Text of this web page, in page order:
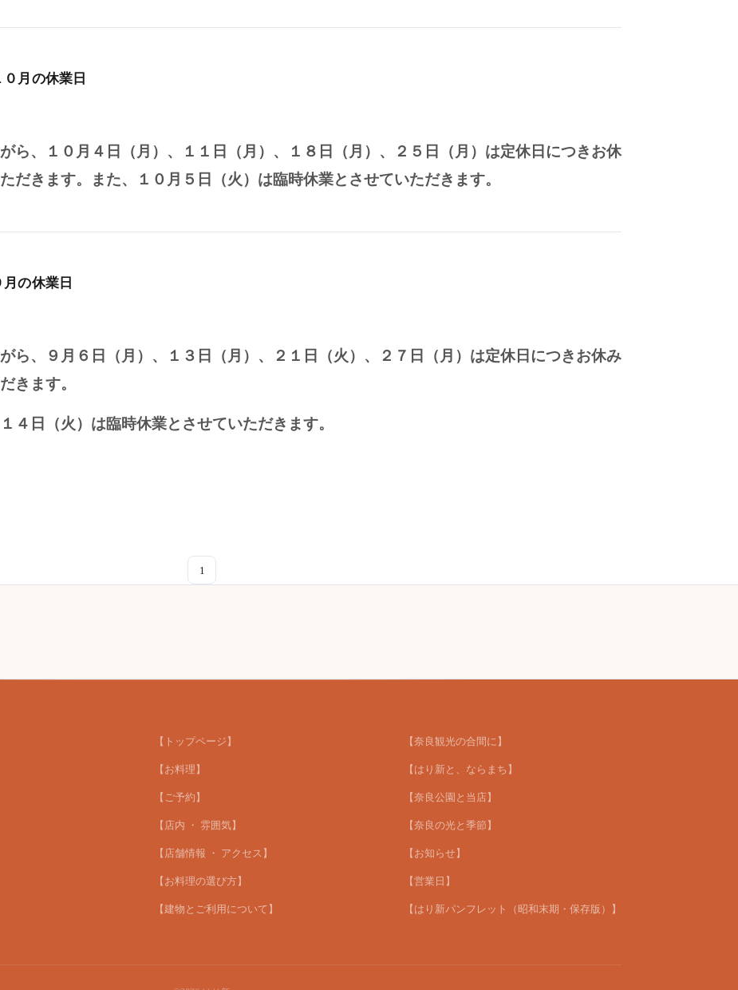
月の休業日
ら、１０月４日（月）、１１日（月）、１８日（月）、２５日（月）は定休日につきお休
だきます。
また、１０月５日（火）は臨時休業とさせていただきます。
の休業日
ら、９月６日（月）、１３日（月）、２１日（火）、２７日（月）は定休日につきお休み
きます。
４日（火）は臨時休業とさせていただきます。
1
【トップページ】
【お料理】
【ご予約】
【店内 ・ 雰囲気】
【店舗情報 ・ アクセス】
【お料理の選び方】
【建物とご利用について】
【奈良観光の合間に】
【はり新と、ならまち】
【奈良公園と当店】
【奈良の光と季節】
【お知らせ】
【営業日】
【はり新パンフレット（昭和末期・保存版）】